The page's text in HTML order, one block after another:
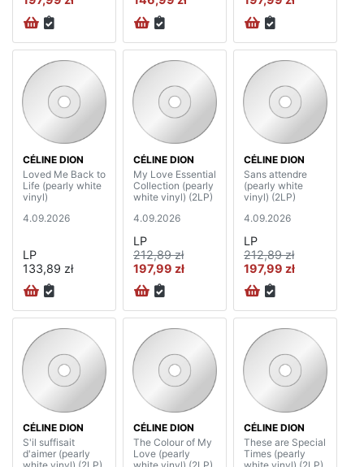
CÉLINE DION
Loved Me Back to
Life (pearly white
vinyl)
4.09.2026
LP
133,89 zł
CÉLINE DION
My Love Essential
Collection (pearly
white vinyl) (2LP)
4.09.2026
LP
212,89 zł
197,99 zł
CÉLINE DION
Sans attendre
(pearly white
vinyl) (2LP)
4.09.2026
LP
212,89 zł
197,99 zł
CÉLINE DION
S'il suffisait
d'aimer (pearly
CÉLINE DION
The Colour of My
Love (pearly
CÉLINE DION
These are Special
Times (pearly